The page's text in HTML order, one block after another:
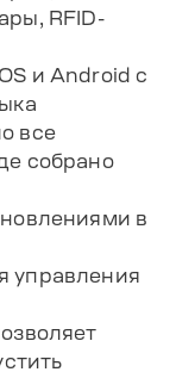
RFID-
и Android с
все
собрано
в
управления